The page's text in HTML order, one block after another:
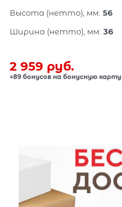
Высота (нетто), мм: 56
Ширина (нетто), мм: 36
2 959 руб.
+89 бонусов на бонусную карту